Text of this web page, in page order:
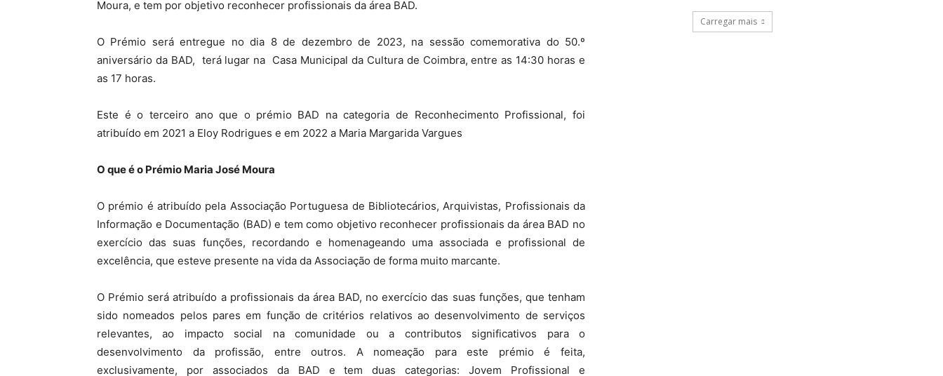
Moura, e tem por objetivo reconhecer profissionais da área BAD.
O Prémio será entregue no dia 8 de dezembro de 2023, na sessão comemorativa do 50.º
aniversário da BAD, terá lugar na Casa Municipal da Cultura de Coimbra, entre as 14:30 horas e
as 17 horas.
Este é o terceiro ano que o prémio BAD na categoria de Reconhecimento Profissional, foi
atribuído em 2021 a Eloy Rodrigues e em 2022 a Maria Margarida Vargues
O que é o Prémio Maria José Moura
O prémio é atribuído pela Associação Portuguesa de Bibliotecários, Arquivistas, Profissionais da
Informação e Documentação (BAD) e tem como objetivo reconhecer profissionais da área BAD no
exercício das suas funções, recordando e homenageando uma associada e profissional de
excelência, que esteve presente na vida da Associação de forma muito marcante.
O Prémio será atribuído a profissionais da área BAD, no exercício das suas funções, que tenham
sido nomeados pelos pares em função de critérios relativos ao desenvolvimento de serviços
relevantes, ao impacto social na comunidade ou a contributos significativos para o
desenvolvimento da profissão, entre outros. A nomeação para este prémio é feita,
exclusivamente, por associados da BAD e tem duas categorias: Jovem Profissional e
Carregar mais